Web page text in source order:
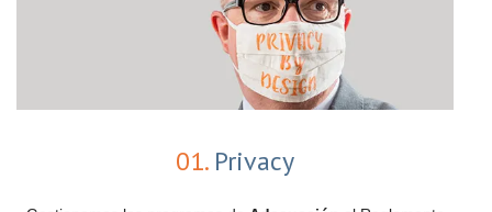
01.Privacy